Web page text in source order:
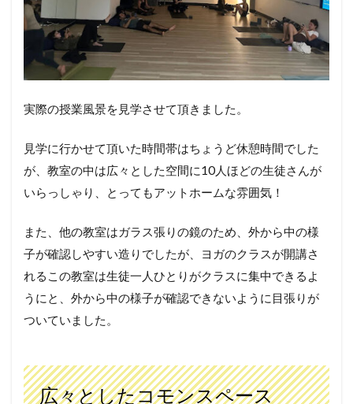
実際の授業風景を見学させて頂きました。
見学に行かせて頂いた時間帯はちょうど休憩時間でした
が、教室の中は広々とした空間に10人ほどの生徒さんが
いらっしゃり、とってもアットホームな雰囲気！
また、他の教室はガラス張りの鏡のため、外から中の様
子が確認しやすい造りでしたが、ヨガのクラスが開講さ
れるこの教室は生徒一人ひとりがクラスに集中できるよ
うにと、外から中の様子が確認できないように目張りが
ついていました。
広々としたコモンスペース